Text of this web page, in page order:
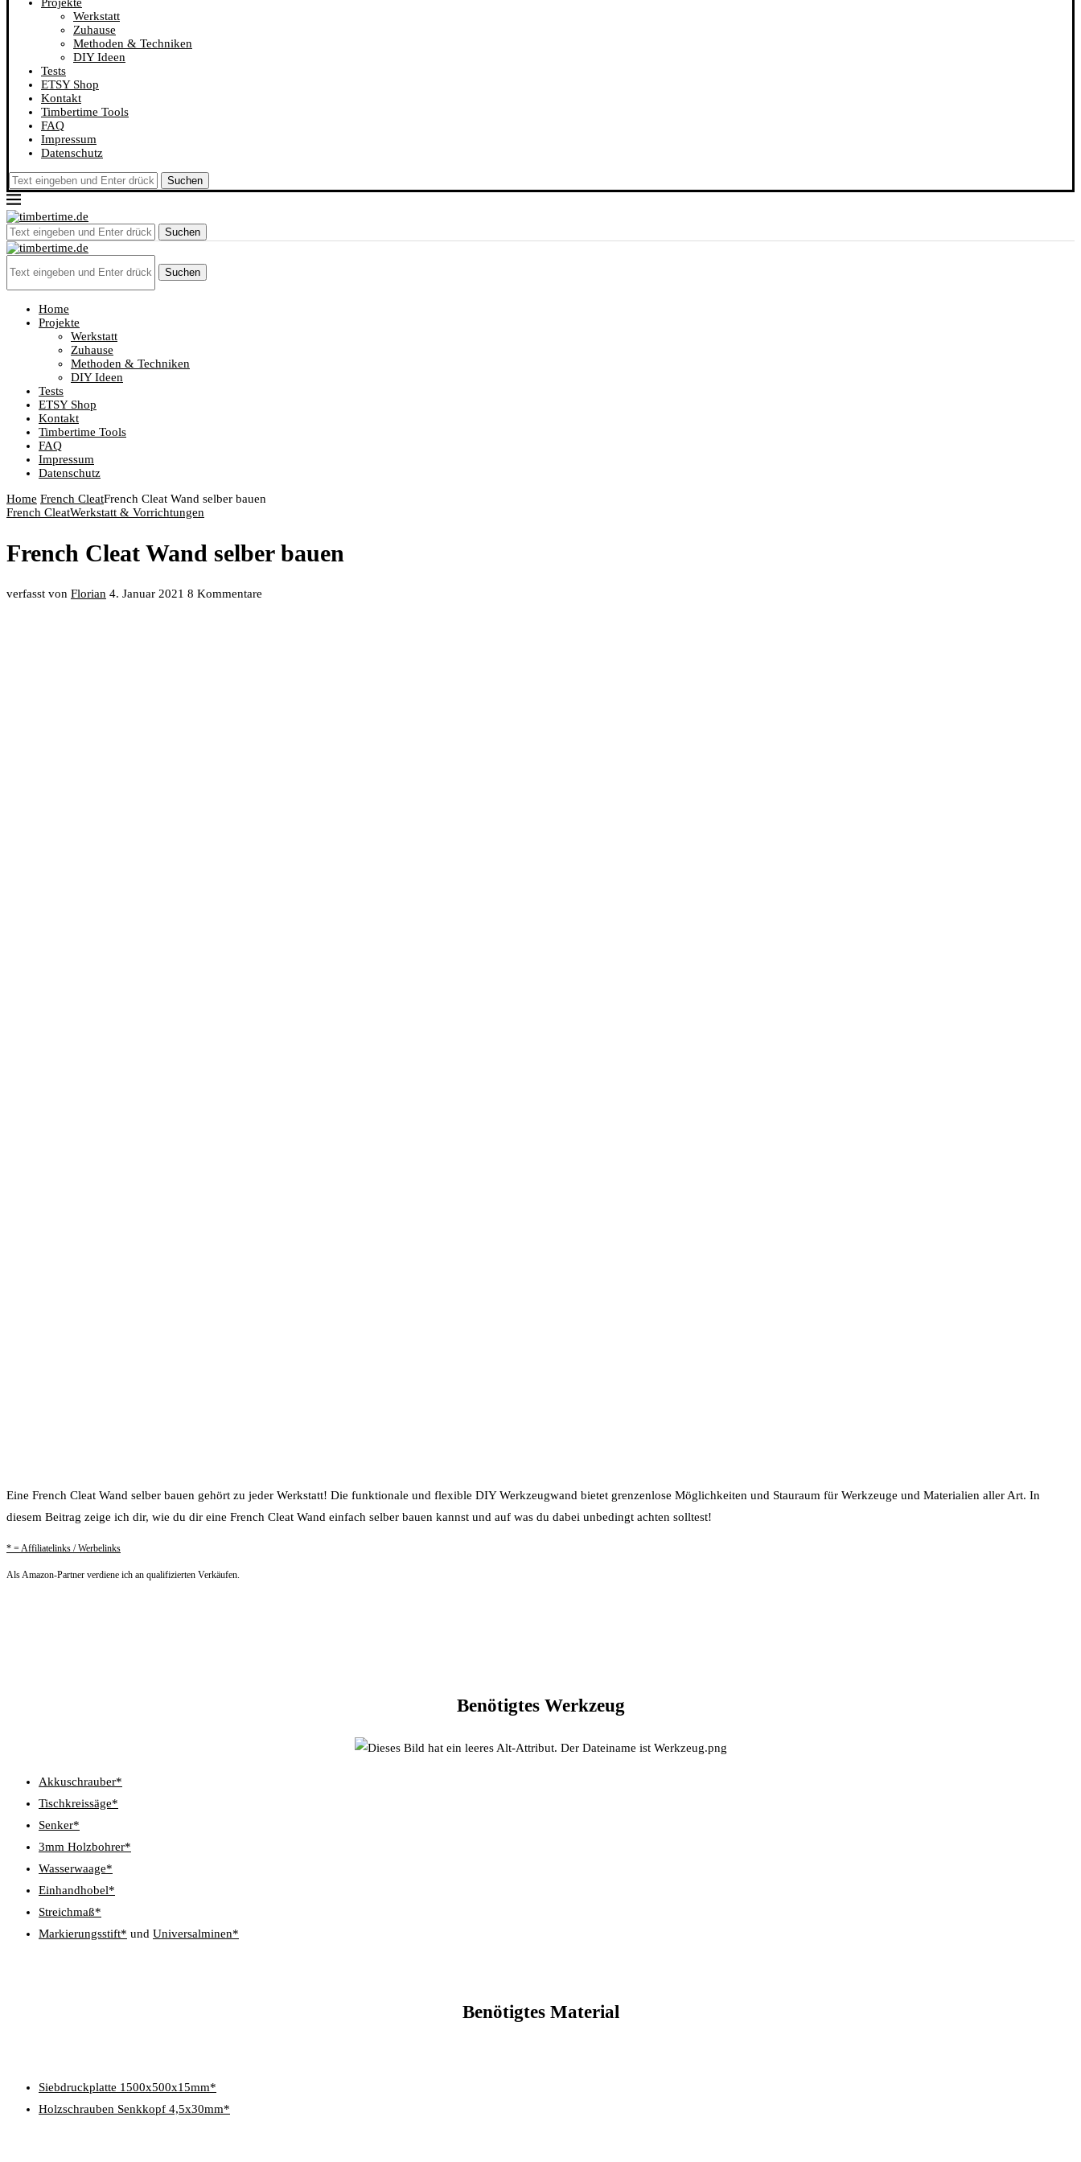
Werkstatt
Zuhause
Methoden & Techniken
DIY Ideen
Tests
ETSY Shop
Kontakt
Timbertime Tools
FAQ
Impressum
Datenschutz
Suchen
Suchen
Suchen
Home
Projekte
Werkstatt
Zuhause
Methoden & Techniken
DIY Ideen
Tests
ETSY Shop
Kontakt
Timbertime Tools
FAQ
Impressum
Datenschutz
Home French CleatFrench Cleat Wand selber bauen
French CleatWerkstatt & Vorrichtungen
French Cleat Wand selber bauen
verfasst von Florian 4. Januar 2021 8 Kommentare
Eine French Cleat Wand selber bauen gehört zu jeder Werkstatt! Die funktionale und flexible DIY Werkzeugwand bietet grenzenlose Möglichkeiten und Stauraum für Werkzeuge und Materialien aller Art. In
diesem Beitrag zeige ich dir, wie du dir eine French Cleat Wand einfach selber bauen kannst und auf was du dabei unbedingt achten solltest!
* = Affiliatelinks / Werbelinks
Als Amazon-Partner verdiene ich an qualifizierten Verkäufen.
Benötigtes Werkzeug
Akkuschrauber*
Tischkreissäge*
Senker*
3mm Holzbohrer*
Wasserwaage*
Einhandhobel*
Streichmaß*
Markierungsstift* und Universalminen*
Benötigtes Material
Siebdruckplatte 1500x500x15mm*
Holzschrauben Senkkopf 4,5x30mm*